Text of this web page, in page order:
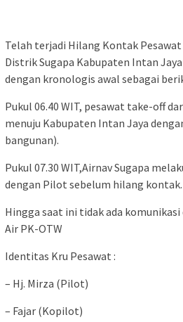
Telah terjadi Hilang Kontak Pesawat
Distrik Sugapa Kabupaten Intan
dengan kronologis awal sebagai
Pukul 06.40 WIT, pesawat take-off
menuju Kabupaten Intan Jaya
bangunan).
Pukul 07.30 WIT,Airnav Sugapa
dengan Pilot sebelum hilang kontak.
Hingga saat ini tidak ada
Air PK-OTW
Identitas Kru Pesawat :
– Hj. Mirza (Pilot)
– Fajar (Kopilot)